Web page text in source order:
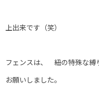
上出来です（笑）
フェンスは、 紐の特殊な縛
お願いしました。